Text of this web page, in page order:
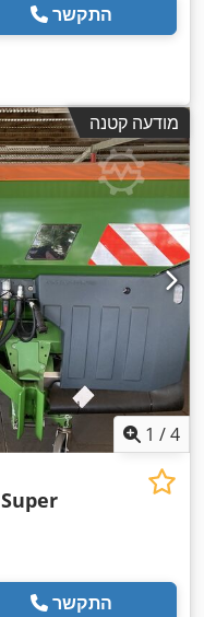
התקשר
מודעה קטנה
1 /4
התקשר